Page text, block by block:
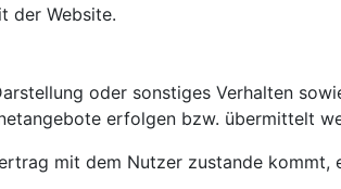
der Website.
oder sonstiges Verhalten
erfolgen bzw. übermittelt
mit dem Nutzer zustande